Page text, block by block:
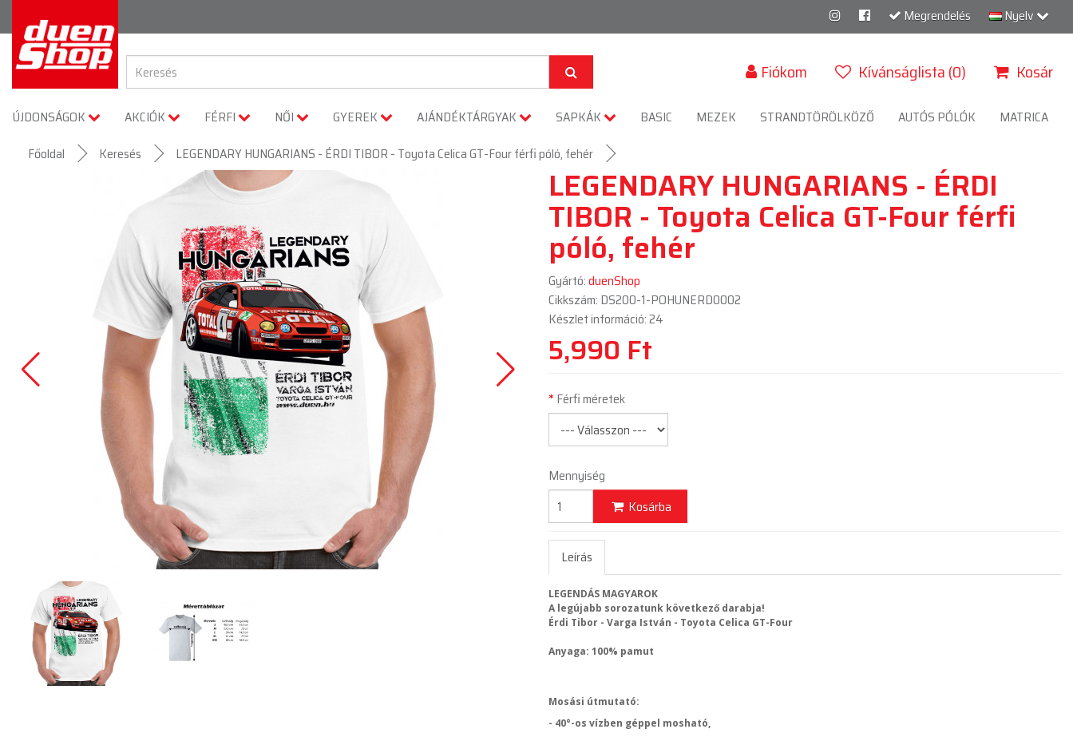
Megrendelés Nyelv
Fiókom Kívánságlista (0) Kosár
ÚJDONSÁGOK AKCIÓK FÉRFI NŐI GYEREK AJÁNDÉKTÁRGYAK SAPKÁK BASIC MEZEK STRANDTÖRÖLKÖZŐ AUTÓS PÓLÓK
MATRICA
Főoldal
Keresés LEGENDARY HUNGARIANS - ÉRDI TIBOR - Toyota Celica GT-Four férfi póló, fehér
LEGENDARY HUNGARIANS - ÉRDI
TIBOR - Toyota Celica GT-Four férfi
póló, fehér
Gyártó:duenShop
Cikkszám: DS200-1-POHUNERD0002
Készlet információ: 24
5,990 Ft
Férfi méretek
Mennyiség
Kosárba
Leírás
LEGENDÁS MAGYAROK
A legújabb sorozatunk következő darabja!
Érdi Tibor - Varga István - Toyota Celica GT-Four
Anyaga: 100% pamut
Mosási útmutató:
- 40°-os vízben géppel mosható,